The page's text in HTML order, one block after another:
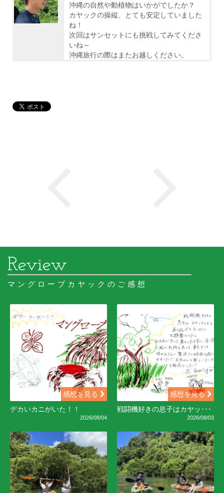
沖縄の自然や動植物はいかがでしたか？
カヤックの操縦、とても安定していました
ね！
次回はサンセットにも挑戦してみてくださ
いね～
沖縄旅行の際はまたお越しください。
マングローブカヤックのご感想
感想を見る
デカいカニがいた！！
2026/08/04
感想を見る
戦闘機好きの息子はカヤッ･･･
2026/08/03